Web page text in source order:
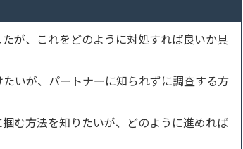
が、これをどのように対処すれば良いか具
いが、パートナーに知られずに調査する方
む方法を知りたいが、どのように進めれば